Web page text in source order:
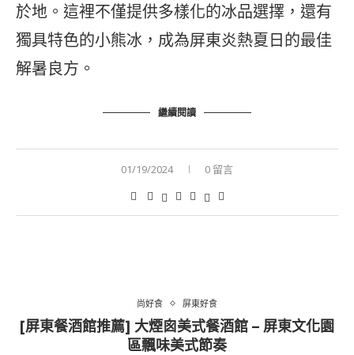
於地。這裡不僅提供多樣化的冰品選擇，還有
獨具特色的小熊冰，成為屏東炎熱夏日的最佳
解暑良方。
繼續閱讀
01/19/2024 0 留言
尚好食 屏東好食
[屏東餐酒館推薦] 大煙囪美式餐酒館 – 屏東文化園
區飄味美式節奏